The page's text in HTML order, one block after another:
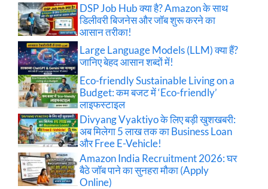
DSP Job Hub क्या है? Amazon के साथ
डिलीवरी बिजनेस और जॉब शुरू करने का
आसान तरीका!
Large Language Models (LLM) क्या हैं?
जानिए बेहद आसान शब्दों में!
Eco-friendly Sustainable Living on a
Budget: कम बजट में ‘Eco-friendly’
लाइफस्टाइल
Divyang Vyaktiyo के लिए बड़ी खुशखबरी:
अब मिलेगा 5 लाख तक का Business Loan
और Free E-Vehicle!
Amazon India Recruitment 2026: घर
बैठे जॉब पाने का सुनहरा मौका (Apply
Online)